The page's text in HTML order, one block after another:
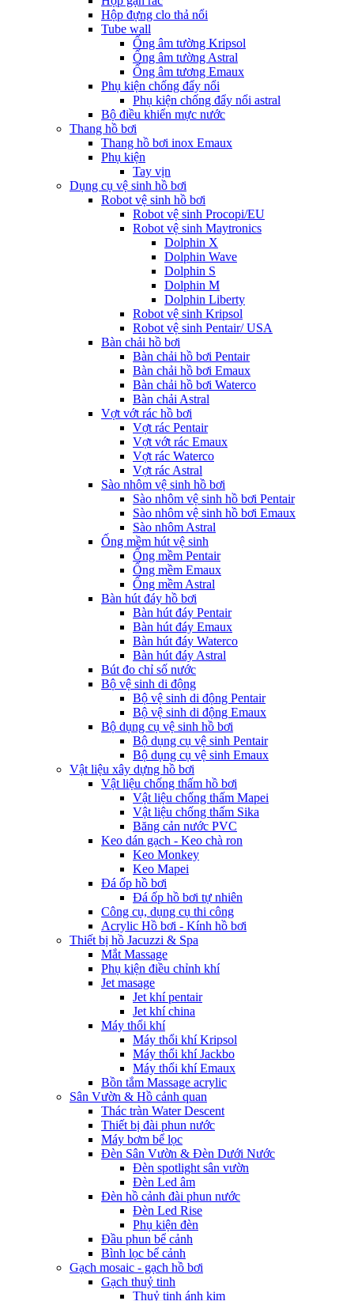
Hộp đựng clo thả nổi
Tube wall
Ống âm tường Kripsol
Ống âm tường Astral
Ống âm tương Emaux
Phụ kiện chống đẩy nổi
Phụ kiện chống đẩy nổi astral
Bộ điều khiển mực nước
Thang hồ bơi
Thang hồ bơi inox Emaux
Phụ kiện
Tay vịn
Dụng cụ vệ sinh hồ bơi
Robot vệ sinh hồ bơi
Robot vệ sinh Procopi/EU
Robot vệ sinh Maytronics
Dolphin X
Dolphin Wave
Dolphin S
Dolphin M
Dolphin Liberty
Robot vệ sinh Kripsol
Robot vệ sinh Pentair/ USA
Bàn chải hồ bơi
Bàn chải hồ bơi Pentair
Bàn chải hồ bơi Emaux
Bàn chải hồ bơi Waterco
Bàn chải Astral
Vợt vớt rác hồ bơi
Vợt rác Pentair
Vợt vớt rác Emaux
Vợt rác Waterco
Vợt rác Astral
Sào nhôm vệ sinh hồ bơi
Sào nhôm vệ sinh hồ bơi Pentair
Sào nhôm vệ sinh hồ bơi Emaux
Sào nhôm Astral
Ống mềm hút vệ sinh
Ống mềm Pentair
Ống mềm Emaux
Ống mềm Astral
Bàn hút đáy hồ bơi
Bàn hút đáy Pentair
Bàn hút đáy Emaux
Bàn hút đáy Waterco
Bàn hút đáy Astral
Bút đo chỉ số nước
Bộ vệ sinh di động
Bộ vệ sinh di động Pentair
Bộ vệ sinh di động Emaux
Bộ dụng cụ vệ sinh hồ bơi
Bộ dụng cụ vệ sinh Pentair
Bộ dụng cụ vệ sinh Emaux
Vật liệu xây dựng hồ bơi
Vật liệu chống thấm hồ bơi
Vật liệu chống thấm Mapei
Vật liệu chống thấm Sika
Băng cản nước PVC
Keo dán gạch - Keo chà ron
Keo Monkey
Keo Mapei
Đá ốp hồ bơi
Đá ốp hồ bơi tự nhiên
Công cụ, dụng cụ thi công
Acrylic Hồ bơi - Kính hồ bơi
Thiết bị hồ Jacuzzi & Spa
Mắt Massage
Phụ kiện điều chỉnh khí
Jet masage
Jet khí pentair
Jet khí china
Máy thổi khí
Máy thổi khí Kripsol
Máy thổi khí Jackbo
Máy thổi khí Emaux
Bồn tắm Massage acrylic
Sân Vườn & Hồ cảnh quan
Thác tràn Water Descent
Thiết bị đài phun nước
Máy bơm bể lọc
Đèn Sân Vườn & Đèn Dưới Nước
Đèn spotlight sân vườn
Đèn Led âm
Đèn hồ cảnh đài phun nước
Đèn Led Rise
Phụ kiện đèn
Đầu phun bể cảnh
Bình lọc bể cảnh
Gạch mosaic - gạch hồ bơi
Gạch thuỷ tinh
Thuỷ tinh ánh kim